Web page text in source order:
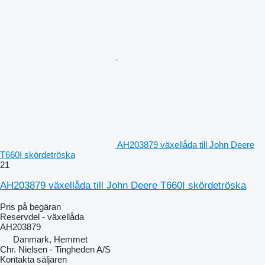
AH203879 växellåda till John Deere
T660I skördetröska
21
AH203879 växellåda till John Deere T660I skördetröska
Pris på begäran
Reservdel - växellåda
AH203879
Danmark, Hemmet
Chr. Nielsen - Tingheden A/S
Kontakta säljaren